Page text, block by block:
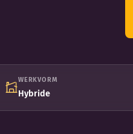
WERKVORM
Hybride